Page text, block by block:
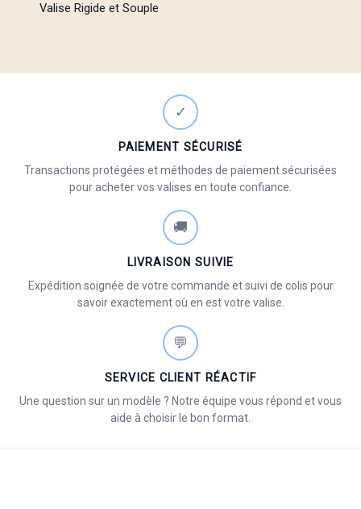
Valise Rigide et Souple
✓
PAIEMENT SÉCURISÉ
Transactions protégées et méthodes de paiement sécurisées
pour acheter vos valises en toute confiance.
🚚
LIVRAISON SUIVIE
Expédition soignée de votre commande et suivi de colis pour
savoir exactement où en est votre valise.
💬
SERVICE CLIENT RÉACTIF
Une question sur un modèle ? Notre équipe vous répond et vous
aide à choisir le bon format.